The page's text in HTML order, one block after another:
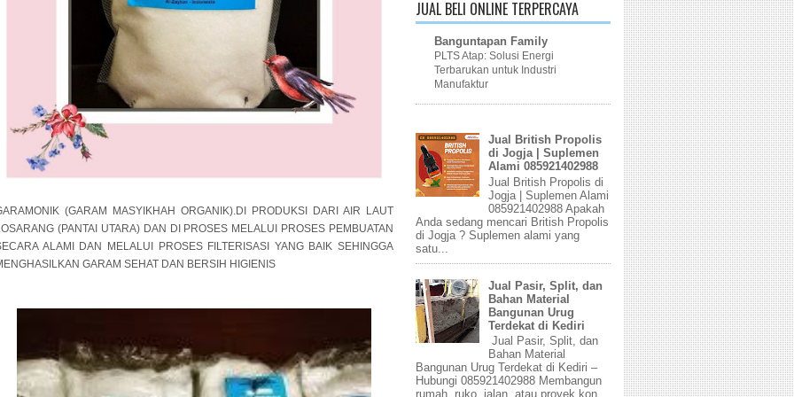
(GARAM MASYIKHAH ORGANIK).DI PRODUKSI DARI AIR LAUT
(PANTAI UTARA) DAN DI PROSES MELALUI PROSES PEMBUATAN
ALAMI DAN MELALUI PROSES FILTERISASI YANG BAIK SEHINGGA
GARAM SEHAT DAN BERSIH HIGIENIS
JUAL BELI ONLINE TERPERCAYA
Banguntapan Family
PLTS Atap: Solusi Energi
Terbarukan untuk Industri
Manufaktur
Jual British Propolis
di Jogja | Suplemen
Alami 085921402988
Jual British Propolis di
Jogja | Suplemen Alami
085921402988 Apakah
Anda sedang mencari British Propolis
di Jogja ? Suplemen alami yang
satu...
Jual Pasir, Split, dan
Bahan Material
Bangunan Urug
Terdekat di Kediri
Jual Pasir, Split, dan
Bahan Material
Bangunan Urug Terdekat di Kediri –
Hubungi 085921402988 Membangun
rumah, ruko, jalan, atau proyek kon...